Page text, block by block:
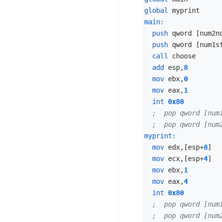
global
myprint
main:
push qword [num2nd
push qword [
call
choose
add
esp,8
mov ebx,0
mov eax,1
int 0x80
myprint:
mov edx,[esp+8]
mov ecx,[esp+4]
mov ebx,1
mov eax,4
int 0x80